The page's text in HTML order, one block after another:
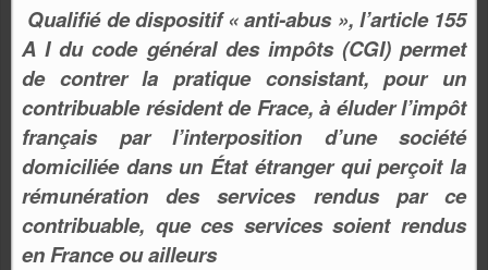
Qualifié de dispositif « anti-abus », l’article 155
A I du code général des impôts (CGI) permet
de contrer la pratique consistant, pour un
contribuable résident de Frace, à éluder l’impôt
français par l’interposition d’une société
domiciliée dans un État étranger qui perçoit la
rémunération des services rendus par ce
contribuable, que ces services soient rendus
en France ou ailleurs